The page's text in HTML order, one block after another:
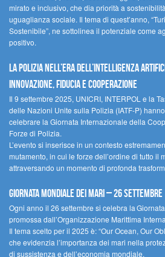
mirato e inclusivo, che dia priorità a
uguaglianza sociale. Il tema di quest’anno,
Sostenibile”, ne sottolinea il potenziale come
positivo.
La polizia nell’era dell’Intelligenza
innovazione, fiducia e cooperazione
Il 9 settembre 2025, UNICRI, INTERPOL e la
delle Nazioni Unite sulla Polizia (IATF-P)
celebrare la Giornata Internazionale della
Forze di Polizia.
L’evento si inserisce in un contesto
mutamento, in cui le forze dell’ordine di tutto il
attraversando un momento di profonda
Giornata Mondiale dei Mari – 26 settembre
Ogni anno il 26 settembre si celebra la
promossa dall’Organizzazione Marittima
Il tema scelto per il 2025 è: “Our Ocean, Our
che evidenzia l’importanza dei mari nella
di sussistenza e dell’economia mondiale.